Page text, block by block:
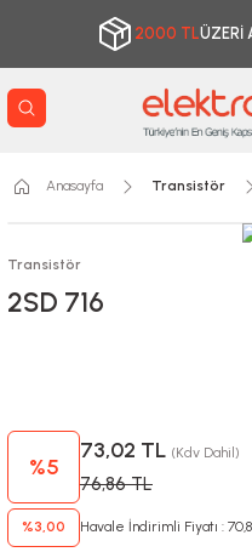
2000 TLÜZERİ
Anasayfa Transistör
Transistör
2SD 716
%5
73,02 TL (Kdv Dahil)
76,86 TL
%3,00 Havale İndirimli Fiyatı :